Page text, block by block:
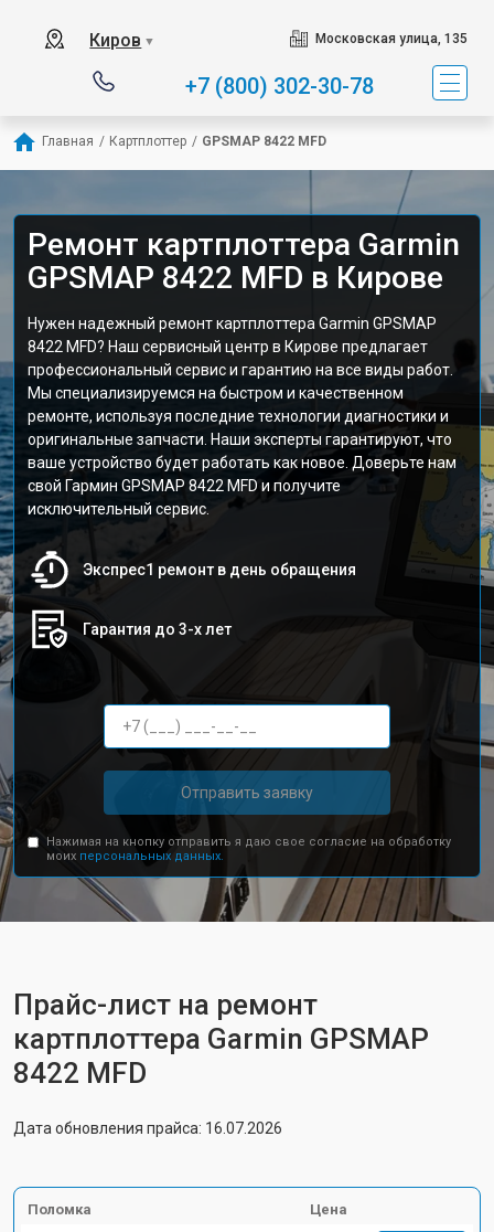
Киров ▼ Московская улица, 135
+7 (800) 302-30-78
Главная / Картплоттер / GPSMAP 8422 MFD
Ремонт картплоттера Garmin
GPSMAP 8422 MFD в Кирове
Нужен надежный ремонт картплоттера Garmin GPSMAP
8422 MFD? Наш сервисный центр в Кирове предлагает
профессиональный сервис и гарантию на все виды работ.
Мы специализируемся на быстром и качественном
ремонте, используя последние технологии диагностики и
оригинальные запчасти. Наши эксперты гарантируют, что
ваше устройство будет работать как новое. Доверьте нам
свой Гармин GPSMAP 8422 MFD и получите
исключительный сервис.
Экспрес1 ремонт в день обращения
Гарантия до 3-х лет
Отправить заявку
Нажимая на кнопку отправить я даю свое согласие на обработку
моих персональных данных.
Прайс-лист на ремонт
картплоттера Garmin GPSMAP
8422 MFD
Дата обновления прайса: 16.07.2026
Поломка Цена